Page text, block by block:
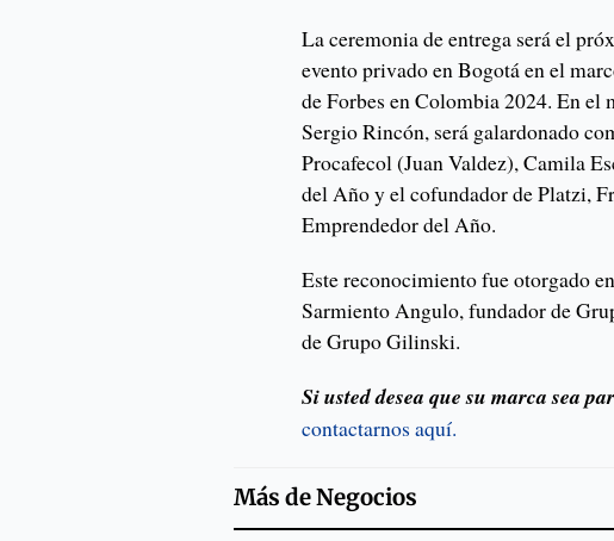
La ceremonia de entrega será el
evento privado en Bogotá en el
de Forbes en Colombia 2024. En el
Sergio Rincón, será galardonado
Procafecol (Juan Valdez), Camila
del Año y el cofundador de Platzi,
Emprendedor del Año.
Este reconocimiento fue otorgado
Sarmiento Angulo, fundador de
de Grupo Gilinski.
Si usted desea que su marca sea
contactarnos aquí.
Más deNegocios